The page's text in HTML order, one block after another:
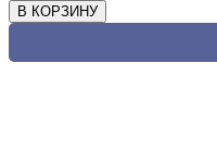
В КОРЗИНУ